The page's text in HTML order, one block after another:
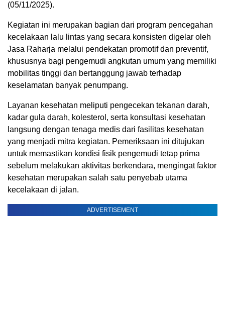
(05/11/2025).
Kegiatan ini merupakan bagian dari program pencegahan
kecelakaan lalu lintas yang secara konsisten digelar oleh
Jasa Raharja melalui pendekatan promotif dan preventif,
khususnya bagi pengemudi angkutan umum yang memiliki
mobilitas tinggi dan bertanggung jawab terhadap
keselamatan banyak penumpang.
Layanan kesehatan meliputi pengecekan tekanan darah,
kadar gula darah, kolesterol, serta konsultasi kesehatan
langsung dengan tenaga medis dari fasilitas kesehatan
yang menjadi mitra kegiatan. Pemeriksaan ini ditujukan
untuk memastikan kondisi fisik pengemudi tetap prima
sebelum melakukan aktivitas berkendara, mengingat faktor
kesehatan merupakan salah satu penyebab utama
kecelakaan di jalan.
ADVERTISEMENT